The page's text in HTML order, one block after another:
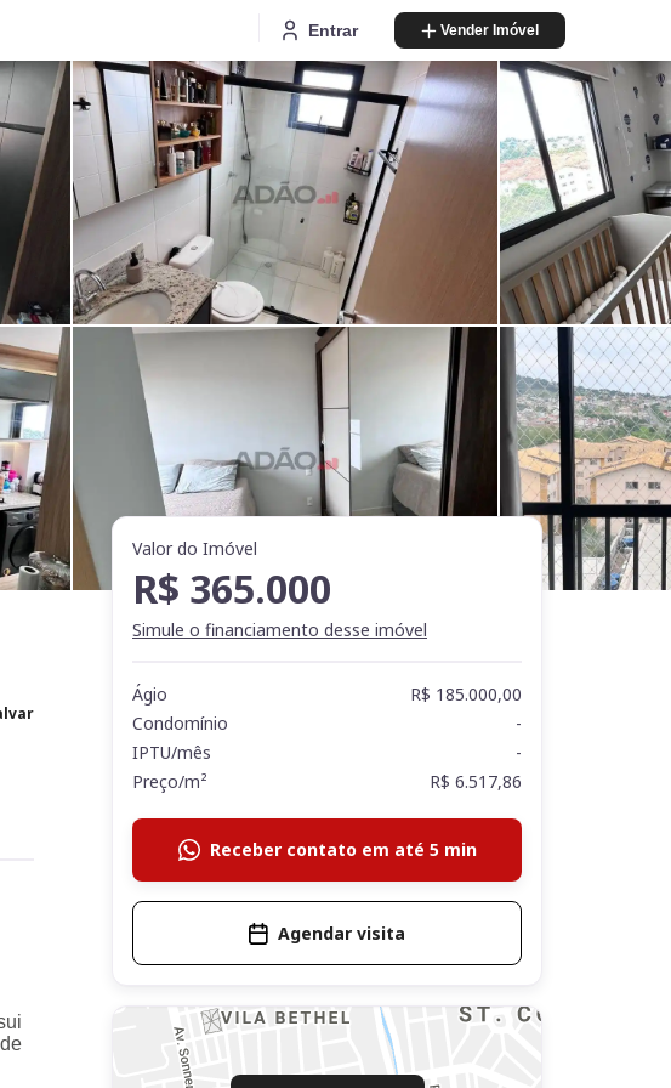
Entrar Vender Imóvel
Valor do Imóvel
R$ 365.000
Simule o financiamento desse imóvel
Ágio
R$ 185.000,00
Condomínio
-
IPTU/mês
-
Preço/m²
R$ 6.517,86
Receber contato em até 5 min
Agendar visita